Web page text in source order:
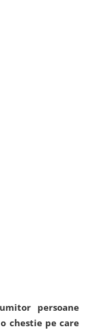
persoane
chestie pe care